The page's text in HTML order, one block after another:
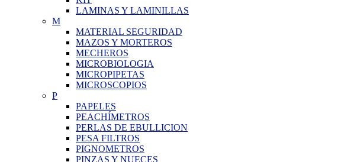
LAMINAS Y LAMINILLAS
M
MATERIAL SEGURIDAD
MAZOS Y MORTEROS
MECHEROS
MICROBIOLOGIA
MICROPIPETAS
MICROSCOPIOS
P
PAPELES
PEACHÍMETROS
PERLAS DE EBULLICION
PESA FILTROS
PIGNOMETROS
PINZAS Y NUECES